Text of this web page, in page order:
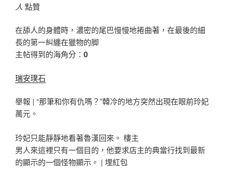
人 點贊
在舔人的身體時，濃密的尾巴慢慢地捲曲著，在最後的細
長的第一糾纏在獵物的脚
主帖得到的海角分： 0
瑞安璞石
舉報 | “那筆和你有仇嗎？”韓冷的地方突然出現在眼前玲妃
萬元。
玲妃只能靜靜地看著魯漢回來。 樓主
男人來這裡只有一個目的，他要求店主的典當行找到最新
的顯示的一個怪物顯示。 | 埋紅包